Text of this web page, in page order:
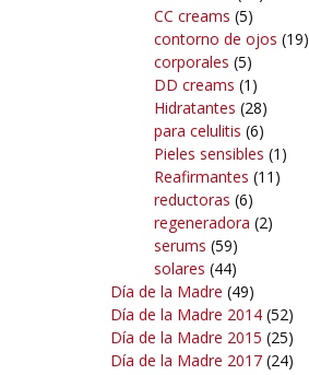
CC creams (5)
contorno de ojos (19)
corporales (5)
DD creams (1)
Hidratantes (28)
para celulitis (6)
Pieles sensibles (1)
Reafirmantes (11)
reductoras (6)
regeneradora (2)
serums (59)
solares (44)
Día de la Madre (49)
Día de la Madre 2014 (52)
Día de la Madre 2015 (25)
Día de la Madre 2017 (24)